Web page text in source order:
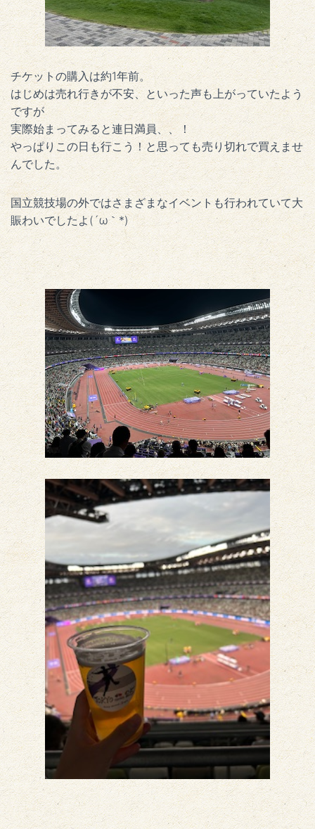
チケットの購入は約1年前。
はじめは売れ行きが不安、といった声も上がっていたよう
ですが
実際始まってみると連日満員、、！
やっぱりこの日も行こう！と思っても売り切れで買えませ
んでした。
国立競技場の外ではさまざまなイベントも行われていて大
賑わいでしたよ(´ω｀*)